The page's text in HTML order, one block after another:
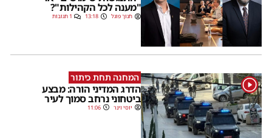
"מענה לכל הקהילות"?
חנוך פוגל 13:18 1 תגובות
1 המחנה תחת כיתור
הדרג המדיני הורה: מבצע
ביטחוני נרחב סמוך לעיר
יוסי וינר 11:06